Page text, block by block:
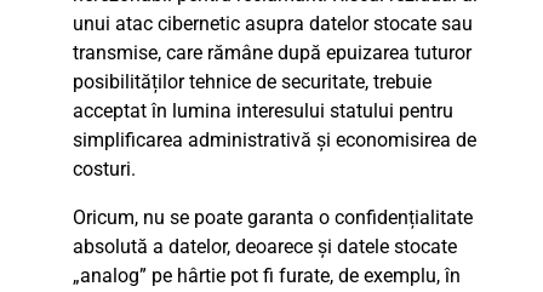
unui atac cibernetic asupra datelor stocate sau
transmise, care rămâne după epuizarea tuturor
posibilităților tehnice de securitate, trebuie
acceptat în lumina interesului statului pentru
simplificarea administrativă și economisirea de
costuri.
Oricum, nu se poate garanta o confidențialitate
absolută a datelor, deoarece și datele stocate
„analog” pe hârtie pot fi furate, de exemplu, în